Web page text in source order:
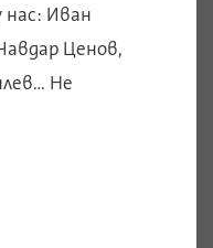
нас: Иван
Ценов,
Не